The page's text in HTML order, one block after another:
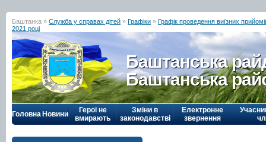
Баштанка » Служба у справах дітей » Графіки » Графік проведення виїзних
2021 році
Баштанська
Баштанська
Головна Новини
Герої не
вмирають
Зміни в
законодавстві
Електронне
звернення